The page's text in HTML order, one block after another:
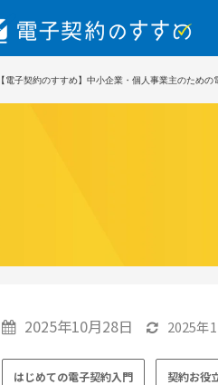
【電子契約のすすめ】中小企業・個人事業主のための
2025年10月28日 2025年
はじめての電子契約入門 契約お役